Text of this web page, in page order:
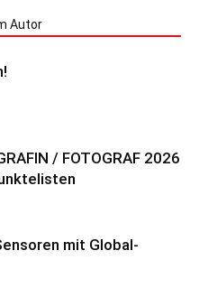
Autor
/ FOTOGRAF 2026
mit Global-